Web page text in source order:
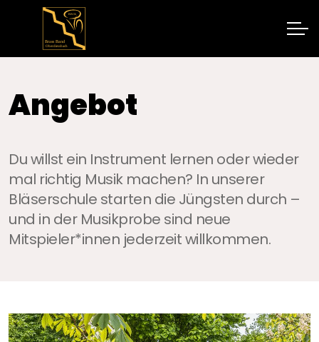
Angebot
Du willst ein Instrument lernen oder wieder
mal richtig Musik machen? In unserer
Bläserschule starten die Jüngsten durch –
und in der Musikprobe sind neue
Mitspieler*innen jederzeit willkommen.